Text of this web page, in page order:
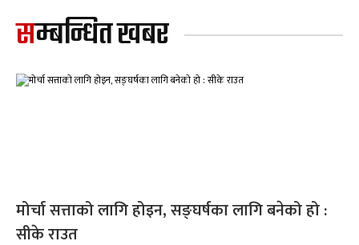
सम्बन्धित खबर
मोर्चा सत्ताको लागि होइन, सङ्घर्षका लागि बनेको हो :
सीके राउत